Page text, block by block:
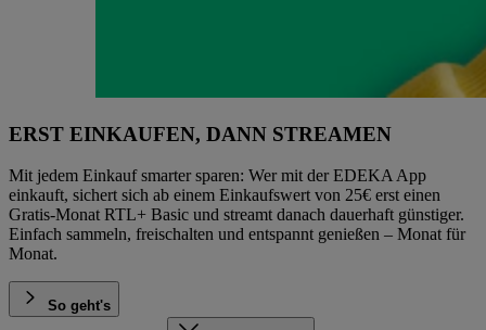
ERST EINKAUFEN, DANN STREAMEN
Mit jedem Einkauf smarter sparen: Wer mit der EDEKA App
einkauft, sichert sich ab einem Einkaufswert von 25€ erst einen
Gratis‑Monat RTL+ Basic und streamt danach dauerhaft günstiger.
Einfach sammeln, freischalten und entspannt genießen – Monat für
Monat.
So geht's